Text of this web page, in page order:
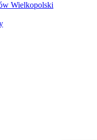
Wielkopolski